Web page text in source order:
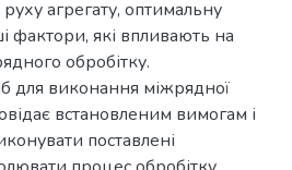
агрегату, оптимальну
фактори, які впливають на
обробітку.
для виконання міжрядної
встановленим вимогам і
поставлені